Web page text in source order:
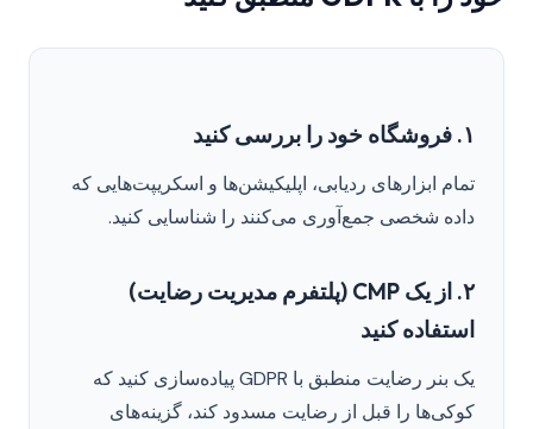
۱. فروشگاه خود را بررسی کنید
تمام ابزارهای ردیابی، اپلیکیشن‌ها و اسکریپت‌هایی که
داده شخصی جمع‌آوری می‌کنند را شناسایی کنید.
۲. از یک CMP (پلتفرم مدیریت رضایت)
استفاده کنید
یک بنر رضایت منطبق با GDPR پیاده‌سازی کنید که
کوکی‌ها را قبل از رضایت مسدود کند، گزینه‌های